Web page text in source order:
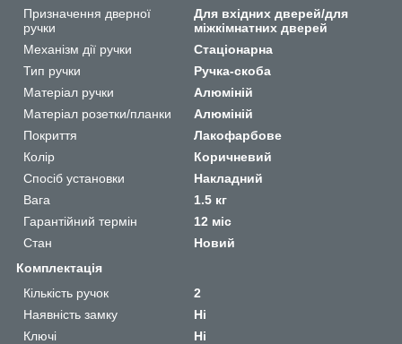
Призначення дверної
ручки
Для вхідних дверей/для
міжкімнатних дверей
Механізм дії ручки
Стаціонарна
Тип ручки
Ручка-скоба
Матеріал ручки
Алюміній
Матеріал розетки/планки
Алюміній
Покриття
Лакофарбове
Колір
Коричневий
Спосіб установки
Накладний
Вага
1.5 кг
Гарантійний термін
12 міс
Стан
Новий
Комплектація
Кількість ручок
2
Наявність замку
Ні
Ключі
Ні